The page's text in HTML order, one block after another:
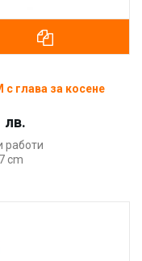
с глава за косене
лв.
работи
cm